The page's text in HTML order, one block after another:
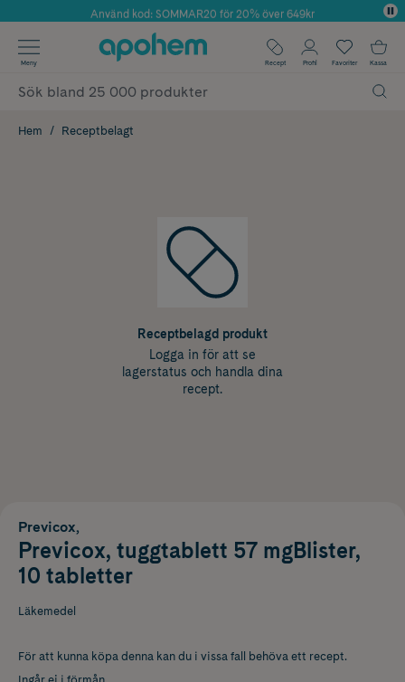
Årets Butik 2025 inom Skönhet
Använd kod: SOMMAR20 för 20% över 649kr
✓ Fri frakt
✓ Poäng på alla köp*
Meny Recept Profil Favoriter Kassa
Hem Receptbelagt
Receptbelagd produkt
Logga in för att se
lagerstatus och handla dina
recept.
Previcox,
Previcox, tuggtablett 57 mgBlister,
10 tabletter
Läkemedel
För att kunna köpa denna kan du i vissa fall behöva ett recept.